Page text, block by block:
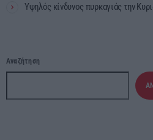
Υψηλός κίνδυνος πυρκαγιάς την
Αναζήτηση